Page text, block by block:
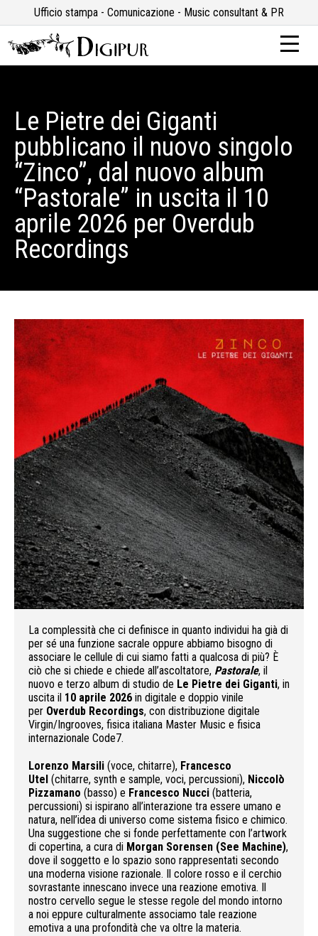
Ufficio stampa - Comunicazione - Music consultant & PR
Le Pietre dei Giganti
pubblicano il nuovo singolo
“Zinco”, dal nuovo album
“Pastorale” in uscita il 10
aprile 2026 per Overdub
Recordings
La complessità che ci definisce in quanto individui ha già di
per sé una funzione sacrale oppure abbiamo bisogno di
associare le cellule di cui siamo fatti a qualcosa di più? È
ciò che si chiede e chiede all’ascoltatore, Pastorale, il
nuovo e terzo album di studio de Le Pietre dei Giganti, in
uscita il 10 aprile 2026 in digitale e doppio vinile
per Overdub Recordings, con distribuzione digitale
Virgin/Ingrooves, fisica italiana Master Music e fisica
internazionale Code7.
Lorenzo Marsili (voce, chitarre), Francesco
Utel (chitarre, synth e sample, voci, percussioni), Niccolò
Pizzamano (basso) e Francesco Nucci (batteria,
percussioni) si ispirano all’interazione tra essere umano e
natura, nell’idea di universo come sistema fisico e chimico.
Una suggestione che si fonde perfettamente con l’artwork
di copertina, a cura di Morgan Sorensen (See Machine),
dove il soggetto e lo spazio sono rappresentati secondo
una moderna visione razionale. Il colore rosso e il cerchio
sovrastante innescano invece una reazione emotiva. Il
nostro cervello segue le stesse regole del mondo intorno
a noi eppure culturalmente associamo tale reazione
emotiva a una profondità che va oltre la materia.